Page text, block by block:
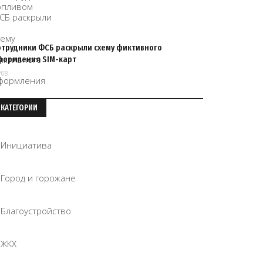
ФСБ раскрыли схему фиктивного
SIM-карт
КАТЕГОРИИ
Инициатива
Город и горожане
Благоустройство
ЖКХ